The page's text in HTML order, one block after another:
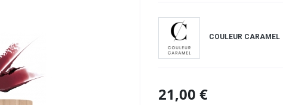
COULEUR CARAMEL
21,00 €